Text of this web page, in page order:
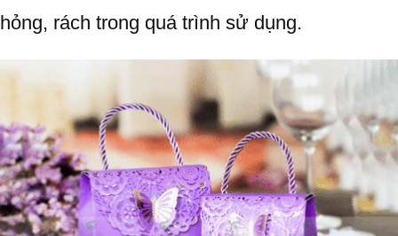
hỏng, rách trong quá trình sử dụng.